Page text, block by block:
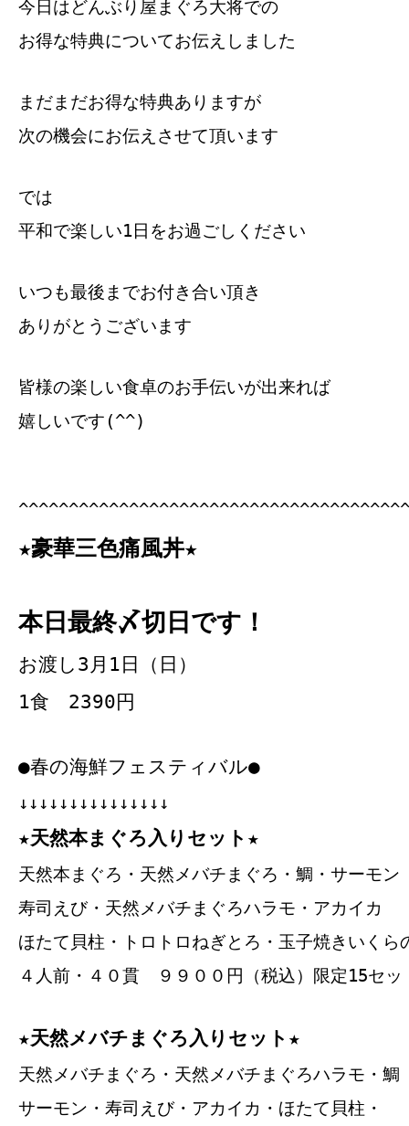
今日はどんぶり屋まぐろ大将での
お得な特典についてお伝えしました
まだまだお得な特典ありますが
次の機会にお伝えさせて頂います
では
平和で楽しい1日をお過ごしください
いつも最後までお付き合い頂き
ありがとうございます
皆様の楽しい食卓のお手伝いが出来れば
嬉しいです(^^)
★豪華三色痛風丼★
本日最終〆切日です！
お渡し3月1日（日）
1食 2390円
●春の海鮮フェスティバル●
↓↓↓↓↓↓↓↓↓↓↓↓↓↓↓
★天然本まぐろ入りセット★
天然本まぐろ・天然メバチまぐろ・鯛・サーモン
寿司えび・天然メバチまぐろハラモ・アカイカ
ほたて貝柱・トロトロねぎとろ・玉子焼きいくら
４人前・４０貫 ９９００円（税込）限定15セッ
★天然メバチまぐろ入りセット★
天然メバチまぐろ・天然メバチまぐろハラモ・鯛
サーモン・寿司えび・アカイカ・ほたて貝柱・